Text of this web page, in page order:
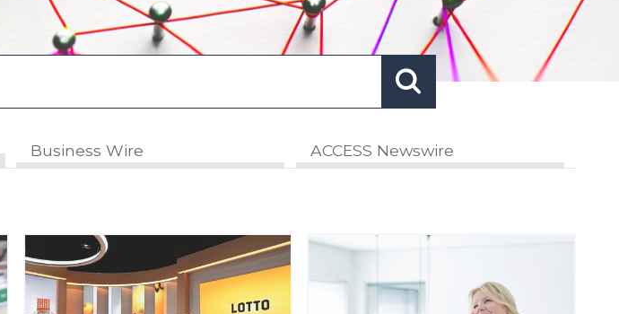
Business Wire ACCESS Newswire